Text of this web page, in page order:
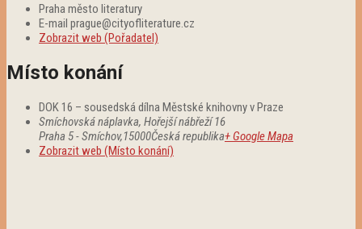
Praha město literatury
E-mail prague@cityofliterature.cz
Zobrazit web (Pořadatel)
Místo konání
DOK 16 – sousedská dílna Městské knihovny v Praze
Smíchovská náplavka, Hořejší nábřeží 16
Praha 5 - Smíchov,15000Česká republika+ Google Mapa
Zobrazit web (Místo konání)